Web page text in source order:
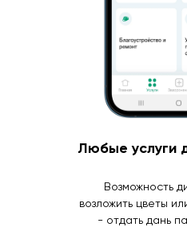
Любые услуги
Возможность
возложить цветы
- отдать дань